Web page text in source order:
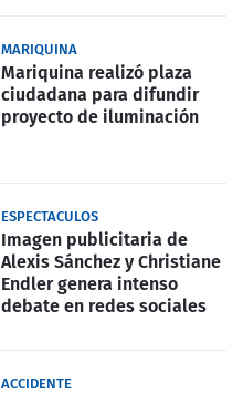
MARIQUINA
Mariquina realizó plaza
ciudadana para difundir
proyecto de iluminación
ESPECTACULOS
Imagen publicitaria de
Alexis Sánchez y Christiane
Endler genera intenso
debate en redes sociales
ACCIDENTE